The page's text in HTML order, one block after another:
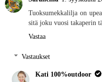
Tuoksumekkalilja on
sitä joku vuosi takaperin
Vastaa
Vastaukset
Kati 100%outdoor